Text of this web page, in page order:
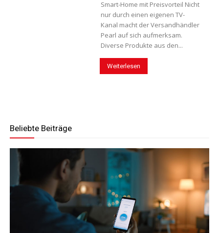
Smart-Home mit Preisvorteil Nicht
nur durch einen eigenen TV-
Kanal macht der Versandhändler
Pearl auf sich aufmerksam.
Diverse Produkte aus den...
Weiterlesen
Beliebte Beiträge